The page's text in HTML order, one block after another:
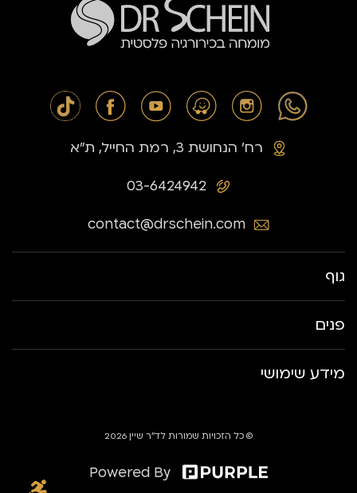
03-6424942
רח׳ הנחושת 3, רמת החייל, ת״א
contact@drschein.com
גוף
פנים
מידע שימושי
© כל הזכויות שמורות לד״ר שיין 2026
Powered By